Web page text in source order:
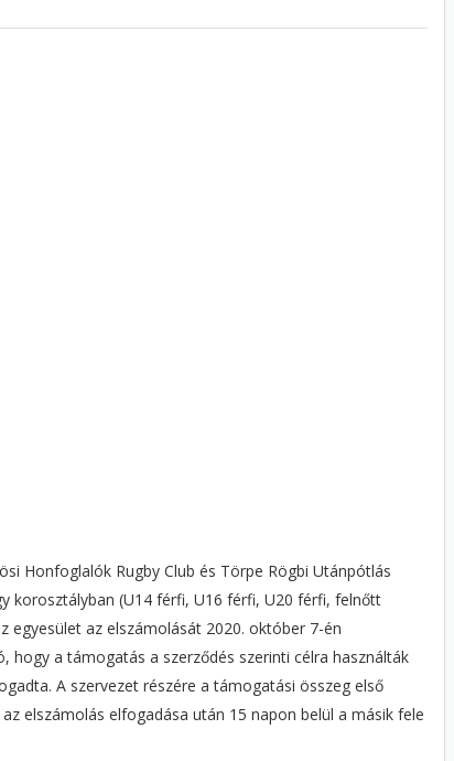
Honfoglalók Rugby Club és Törpe Rögbi Utánpótlás
korosztályban (U14 férfi, U16 férfi, U20 férfi, felnőtt
egyesület az elszámolását 2020. október 7-én
a támogatás a szerződés szerinti célra használták
A szervezet részére a támogatási összeg első
elszámolás elfogadása után 15 napon belül a másik fele